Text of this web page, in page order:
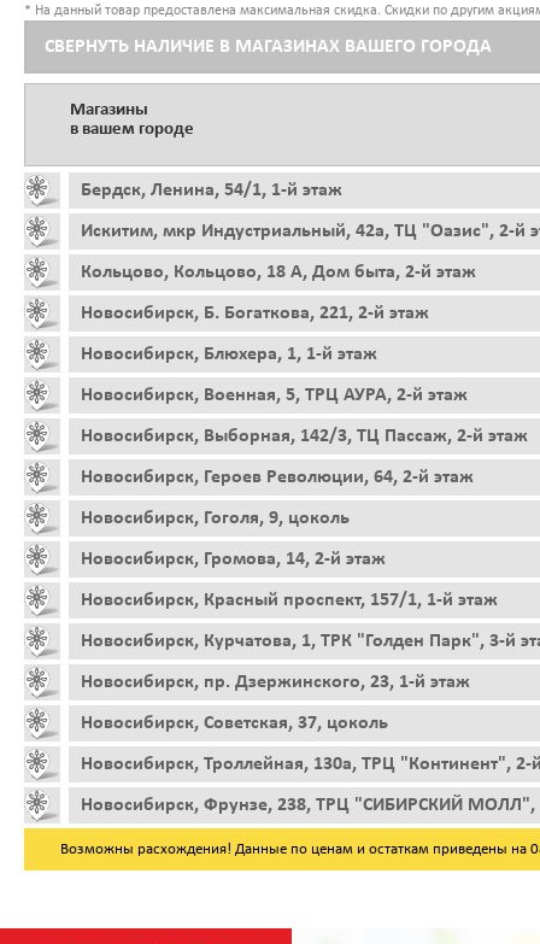
* На данный товар предоставлена максимальная скидка. Скидки по другим
СВЕРНУТЬ НАЛИЧИЕ В МАГАЗИНАХ ВАШЕГО ГОРОДА
Магазины
в вашем городе
Бердск, Ленина, 54/1, 1-й этаж
Искитим, мкр Индустриальный, 42а, ТЦ "Оазис", 2-й
Кольцово, Кольцово, 18 А, Дом быта, 2-й этаж
Новосибирск, Б. Богаткова, 221, 2-й этаж
Новосибирск, Блюхера, 1, 1-й этаж
Новосибирск, Военная, 5, ТРЦ АУРА, 2-й этаж
Новосибирск, Выборная, 142/3, ТЦ Пассаж, 2-й этаж
Новосибирск, Героев Революции, 64, 2-й этаж
Новосибирск, Гоголя, 9, цоколь
Новосибирск, Громова, 14, 2-й этаж
Новосибирск, Красный проспект, 157/1, 1-й этаж
Новосибирск, Курчатова, 1, ТРК "Голден Парк", 3-й
Новосибирск, пр. Дзержинского, 23, 1-й этаж
Новосибирск, Советская, 37, цоколь
Новосибирск, Троллейная, 130а, ТРЦ "Континент", 2-
Новосибирск, Фрунзе, 238, ТРЦ "СИБИРСКИЙ МОЛЛ",
Возможны расхождения! Данные по ценам и остаткам приведены на